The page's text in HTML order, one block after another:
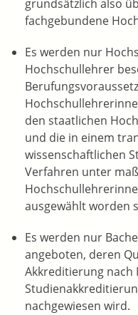
grundsätzlich also
fachgebundene
Es werden nur
Hochschullehrer
den staatlichen
und die in einem
wissenschaftlichen
Verfahren unter
ausgewählt worden
Es werden nur
angeboten, deren
Akkreditierung nach
nachgewiesen wird.